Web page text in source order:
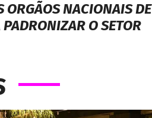
ORGÃOS NACIONAIS DE
O SETOR